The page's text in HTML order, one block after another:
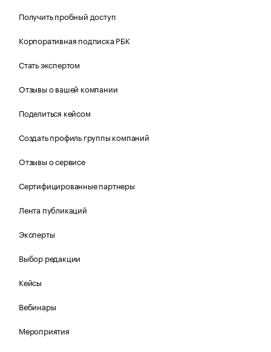
Получить пробный доступ
Корпоративная подписка РБК
Стать экспертом
Отзывы о вашей компании
Поделиться кейсом
Создать профиль группы компаний
Отзывы о сервисе
Сертифицированные партнеры
Лента публикаций
Эксперты
Выбор редакции
Кейсы
Вебинары
Мероприятия